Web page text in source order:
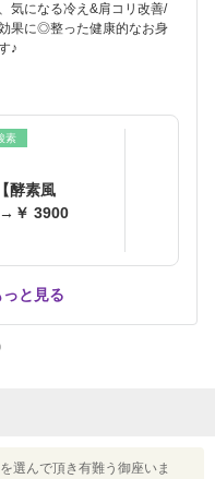
気になる冷え&肩コリ改善/
果に◎整った健康的なお身
♪
素
酵素風
￥ 3900
と見る
選んで頂き有難う御座いま